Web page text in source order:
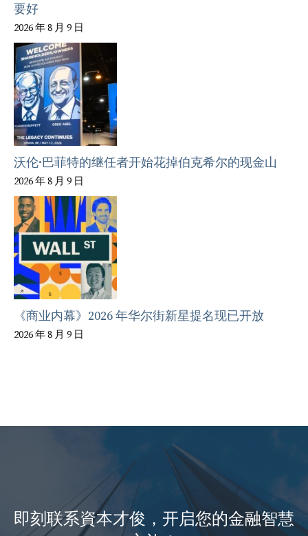
要好
2026 年 8 月 9 日
沃伦·巴菲特的继任者开始花掉伯克希尔的现金山
2026 年 8 月 9 日
《商业内幕》2026 年华尔街新星提名现已开放
2026 年 8 月 9 日
即刻联系資本才俊，开启您的金融智慧